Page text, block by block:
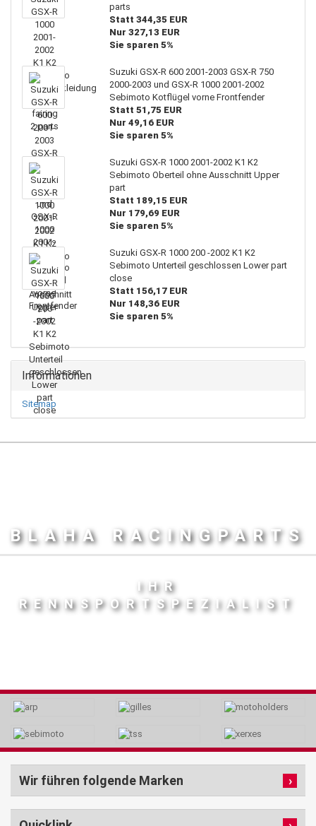
parts
Statt 344,35 EUR
Nur 327,13 EUR
Sie sparen 5%
Suzuki GSX-R 600 2001-2003 GSX-R 750
2000-2003 und GSX-R 1000 2001-2002
Sebimoto Kotflügel vorne Frontfender
Statt 51,75 EUR
Nur 49,16 EUR
Sie sparen 5%
Suzuki GSX-R 1000 2001-2002 K1 K2
Sebimoto Oberteil ohne Ausschnitt Upper
part
Statt 189,15 EUR
Nur 179,69 EUR
Sie sparen 5%
Suzuki GSX-R 1000 200 -2002 K1 K2
Sebimoto Unterteil geschlossen Lower part
close
Statt 156,17 EUR
Nur 148,36 EUR
Sie sparen 5%
Informationen
Sitemap
BLAHA RACINGPARTS
IHR
RENNSPORTSPEZIALIST
Wir führen folgende Marken